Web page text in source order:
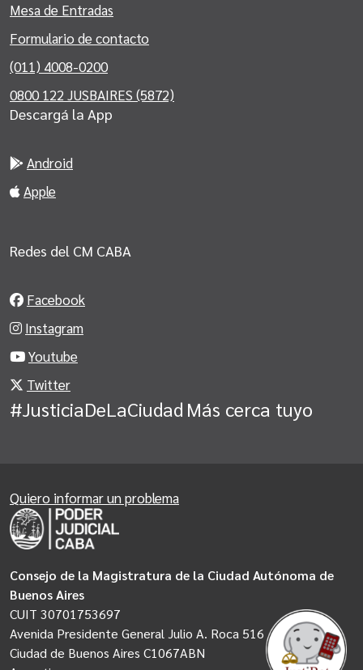
Mesa de Entradas
Formulario de contacto
(011) 4008-0200
0800 122 JUSBAIRES (5872)
Descargá la App
Android
Apple
Redes del CM CABA
Facebook
Instagram
Youtube
Twitter
#JusticiaDeLaCiudad Más cerca tuyo
Consejo de la Magistratura de la Ciudad Autónoma de
Buenos Aires
CUIT 30701753697
Avenida Presidente General Julio A. Roca 516
Ciudad de Buenos Aires C1067ABN
Quiero informar un problema